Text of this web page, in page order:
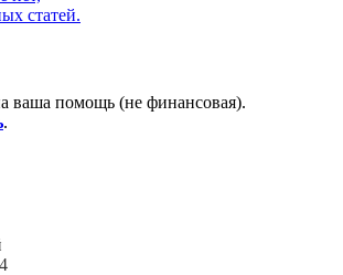
статей.
ваша помощь (не финансовая).
.